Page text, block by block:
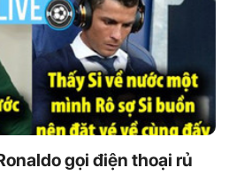
gọi điện thoại rủ